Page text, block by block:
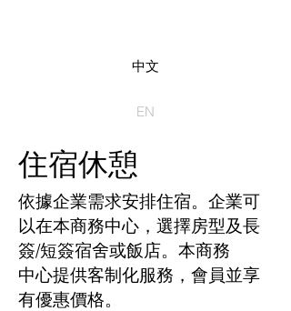
中文
EN
​住宿休憩
依據企業需求安排住宿。企業可
以在本商務中心，選擇房型及長
簽/短簽宿舍或飯店。本商務
中心提供客制化服務，會員並享
有優惠價格。